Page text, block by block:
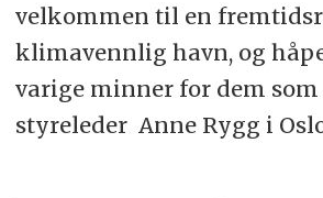
velkommen til en
klimavennlig havn, og
varige minner for dem som
styreleder Anne Rygg i